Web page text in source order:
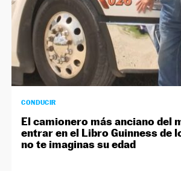
CONDUCIR
El camionero más anciano del
entrar en el Libro Guinness de
no te imaginas su edad